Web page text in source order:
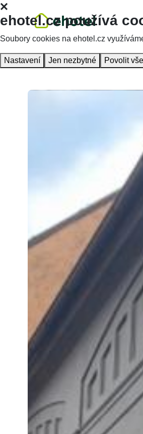
Homepage Accommodation
ehotel.cz používá
Soubory cookies na ehotel.cz
Nastavení Jen nezbytné Povolit vše